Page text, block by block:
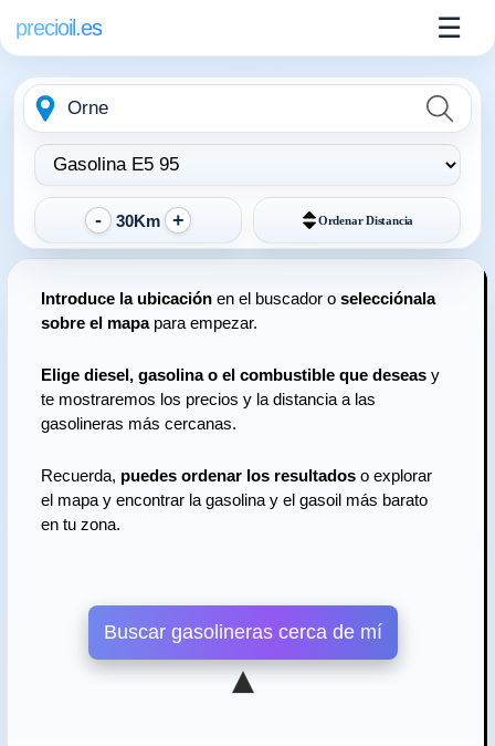
precioil.es ☰
Escribe
la
ubicación
Elegir
tipo
de
combustible:
30Km OrdenarDistancia
Introduce la ubicación en el buscador o selecciónala
sobre el mapapara empezar.
Elige diesel, gasolina o el combustible que deseas y
te mostraremos los precios y la distancia a las
gasolineras más cercanas.
Recuerda, puedes ordenar los resultados o explorar
el mapa y encontrar la gasolina y el gasoil más barato
en tu zona.
Buscar gasolineras cerca de mí